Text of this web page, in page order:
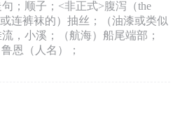
；顺子；<非正式>腹泻（the
连裤袜的）抽丝；（油漆或类似
，小溪；（航海）船尾端部；
恩（人名）；